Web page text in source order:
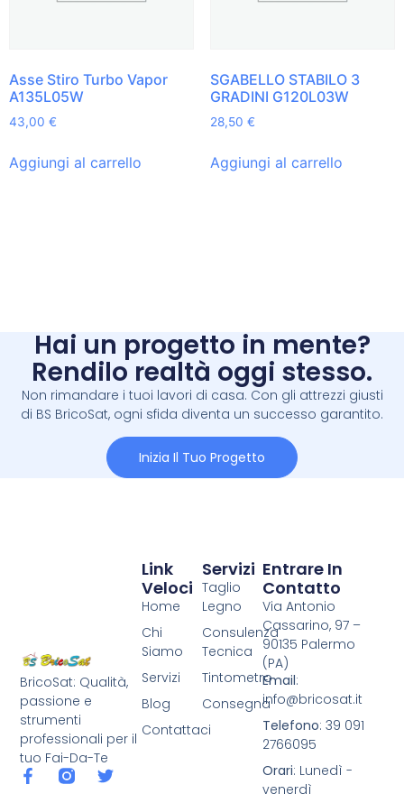
Asse Stiro Turbo Vapor
A135L05W
43,00 €
Aggiungi al carrello
SGABELLO STABILO 3
GRADINI G120L03W
28,50 €
Aggiungi al carrello
Hai un progetto in mente?
Rendilo realtà oggi stesso.
Non rimandare i tuoi lavori di casa. Con gli attrezzi giusti
di BS BricoSat, ogni sfida diventa un successo garantito.
Inizia Il Tuo Progetto
BricoSat: Qualità,
passione e
strumenti
professionali per il
tuo Fai-Da-Te
Servizi
Taglio
Legno
Consulenza
Tecnica
Tintometro
Consegna
Link
Veloci
Home
Chi
Siamo
Servizi
Blog
Contattaci
Entrare In
Contatto
Via Antonio
Cassarino, 97 –
90135 Palermo
(PA)
Email:
info@bricosat.it
Telefono: 39 091
2766095
Orari: Lunedì -
venerdì